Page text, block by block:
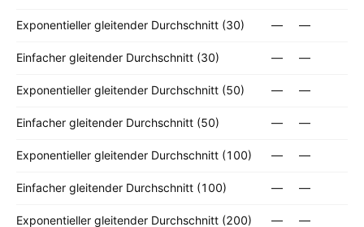
Exponentieller gleitender Durchschnitt (30) — —
Einfacher gleitender Durchschnitt (30) — —
Exponentieller gleitender Durchschnitt (50) — —
Einfacher gleitender Durchschnitt (50) — —
Exponentieller gleitender Durchschnitt (100) — —
Einfacher gleitender Durchschnitt (100) — —
Exponentieller gleitender Durchschnitt (200) — —